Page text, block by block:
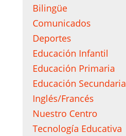
Bilingüe
Comunicados
Deportes
Educación Infantil
Educación Primaria
Educación Secundaria
Inglés/Francés
Nuestro Centro
Tecnología Educativa